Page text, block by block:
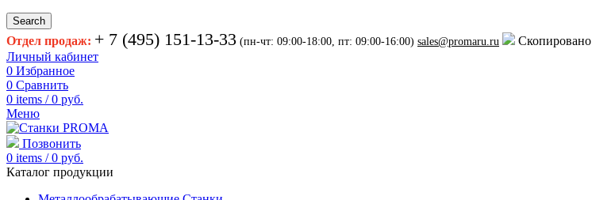
Search
Отдел продаж: + 7 (495) 151-13-33 (пн-чт: 09:00-18:00, пт: 09:00-16:00) sales@promaru.ru
Скопировано
Личный кабинет
0 Избранное
0 Сравнить
0 items / 0 руб.
Меню
Позвонить
0 items / 0 руб.
Каталог продукции